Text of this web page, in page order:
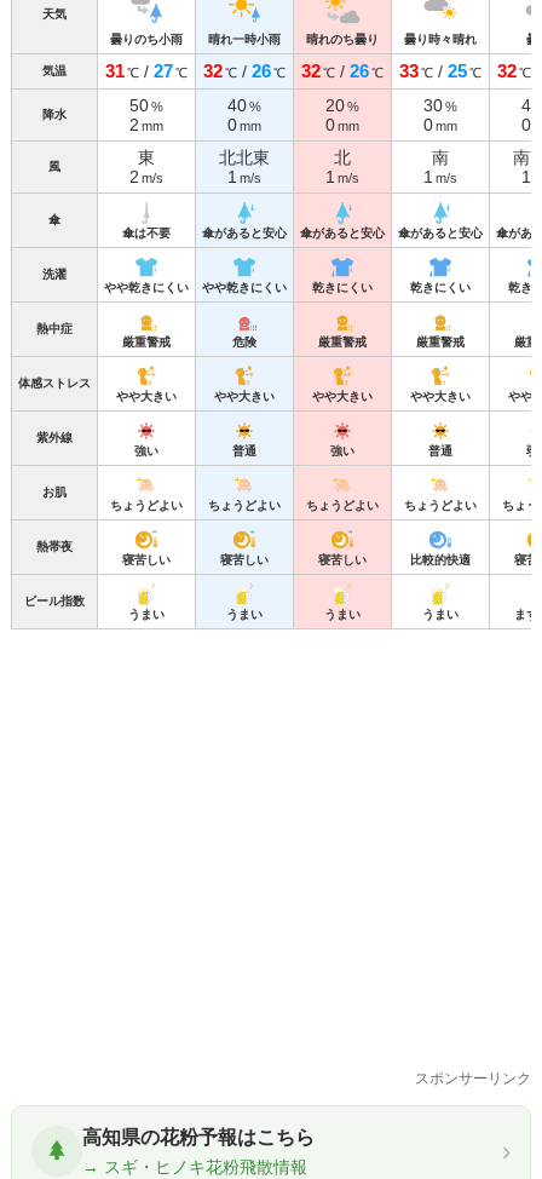
天気
曇りのち小雨
晴れ一時小雨 晴れのち曇り 曇り時々晴れ 曇
気温 31℃/ 27℃ 32℃/ 26℃ 32℃/ 26℃ 33℃/ 25℃ 32℃
降水 50%
2 mm
40%
0mm
20%
0mm
30%
0mm
40
0
風
東
2 m/s
北北東
1 m/s
北
1 m/s
南
1 m/s
南
1
傘
傘は不要
傘があると安心 傘があると安心 傘があると安心 傘があ
洗濯
やや乾きにくい
やや乾きにくい 乾きにくい 乾きにくい 乾き
熱中症
厳重警戒
危険 厳重警戒 厳重警戒 厳重
体感ストレス
やや大きい
やや大きい やや大きい やや大きい やや
紫外線
強い
普通 強い 普通 弱
お肌
ちょうどよい
ちょうどよい ちょうどよい ちょうどよい ちょう
熱帯夜
寝苦しい
寝苦しい 寝苦しい 比較的快適 寝苦
ビール指数
うまい
うまい うまい うまい まず
スポンサーリンク
高知県の花粉予報はこちら
→ スギ・ヒノキ花粉飛散情報
›